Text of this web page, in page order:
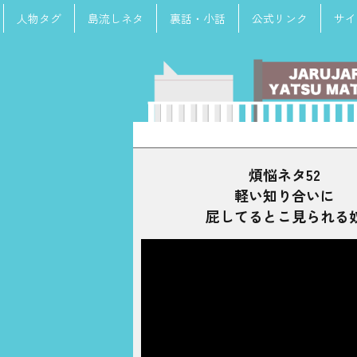
人物タグ 島流しネタ 裏話・小話 公式リンク サ
索:
煩悩ネタ52
軽い知り合いに
屁してるとこ見られる